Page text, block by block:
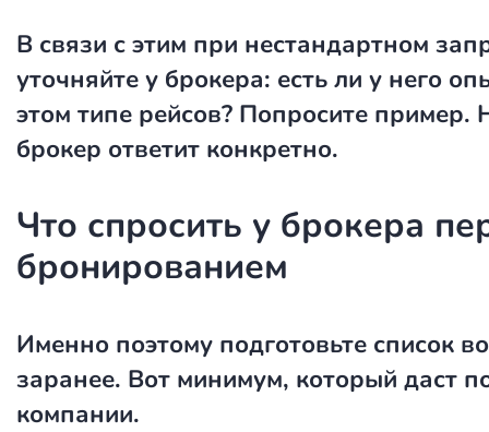
В связи с этим при нестандартном
уточняйте у брокера: есть ли у него
этом типе рейсов? Попросите
брокер ответит конкретно.
Что спросить у брокера
бронированием
Именно поэтому подготовьте список
заранее. Вот минимум, который даст
компании.